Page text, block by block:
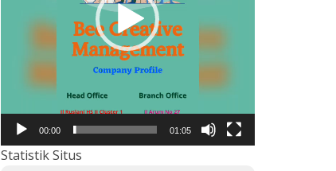
00:00 01:05
Statistik Situs